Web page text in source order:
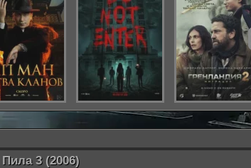
Пила 3 (2006)